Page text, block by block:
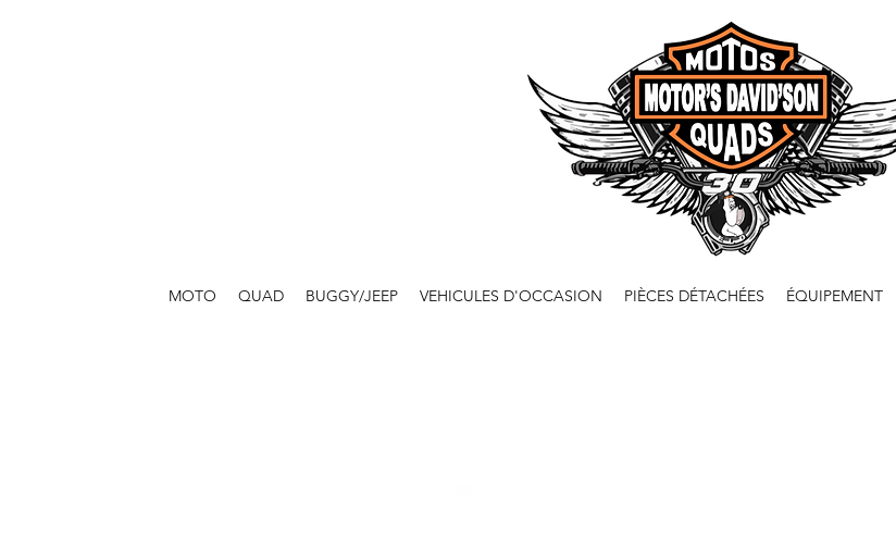
MOTO QUAD BUGGY/JEEP VEHICULES D'OCCASION PIÈCES DÉTACHÉES ÉQUIPEMENT